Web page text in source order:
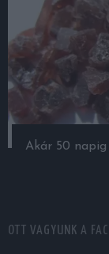
Akár 50
OTT VAGYUNK A